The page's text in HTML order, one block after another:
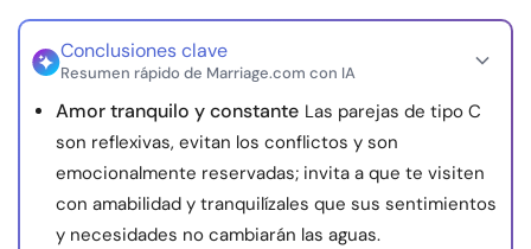
Conclusiones clave
Resumen rápido de Marriage.com con IA
Amor tranquilo y constante Las parejas de tipo C
son reflexivas, evitan los conflictos y son
emocionalmente reservadas; invita a que te visiten
con amabilidad y tranquilízales que sus sentimientos
y necesidades no cambiarán las aguas.